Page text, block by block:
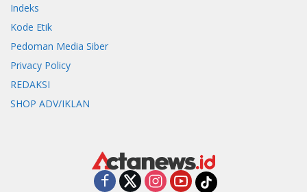
Indeks
Kode Etik
Pedoman Media Siber
Privacy Policy
REDAKSI
SHOP ADV/IKLAN